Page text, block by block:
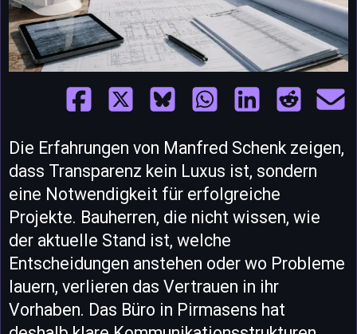
Die Erfahrungen von Manfred Schenk zeigen,
dass Transparenz kein Luxus ist, sondern
eine Notwendigkeit für erfolgreiche
Projekte. Bauherren, die nicht wissen, wie
der aktuelle Stand ist, welche
Entscheidungen anstehen oder wo Probleme
lauern, verlieren das Vertrauen in ihr
Vorhaben. Das Büro in Pirmasens hat